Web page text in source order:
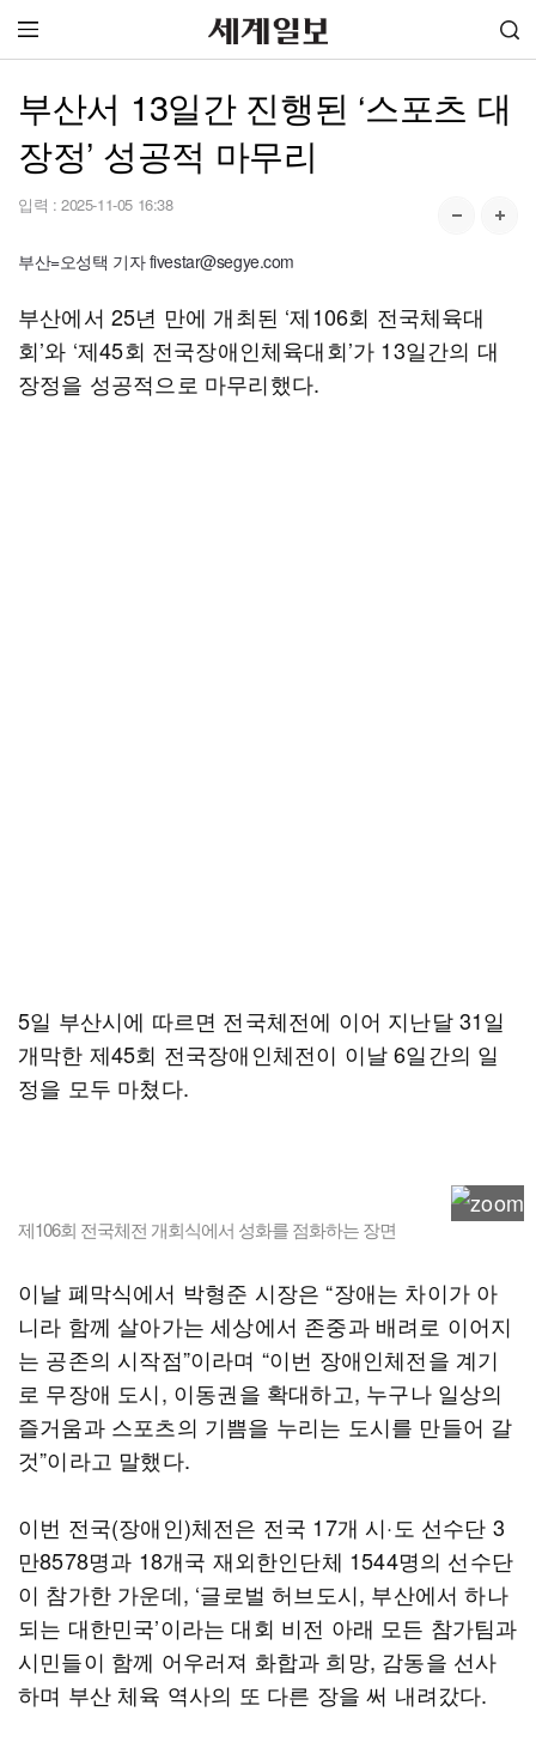
부산서 13일간 진행된 ‘스포츠 대
장정’ 성공적 마무리
입력 : 2025-11-05 16:38
부산=오성택 기자 fivestar@segye.com
부산에서 25년 만에 개최된 ‘제106회 전국체육대
회’와 ‘제45회 전국장애인체육대회’가 13일간의 대
장정을 성공적으로 마무리했다.
5일 부산시에 따르면 전국체전에 이어 지난달 31일
개막한 제45회 전국장애인체전이 이날 6일간의 일
정을 모두 마쳤다.
제106회 전국체전 개회식에서 성화를 점화하는 장면
이날 폐막식에서 박형준 시장은 “장애는 차이가 아
니라 함께 살아가는 세상에서 존중과 배려로 이어지
는 공존의 시작점”이라며 “이번 장애인체전을 계기
로 무장애 도시, 이동권을 확대하고, 누구나 일상의
즐거움과 스포츠의 기쁨을 누리는 도시를 만들어 갈
것”이라고 말했다.
이번 전국(장애인)체전은 전국 17개 시·도 선수단 3
만8578명과 18개국 재외한인단체 1544명의 선수단
이 참가한 가운데, ‘글로벌 허브도시, 부산에서 하나
되는 대한민국’이라는 대회 비전 아래 모든 참가팀과
시민들이 함께 어우러져 화합과 희망, 감동을 선사
하며 부산 체육 역사의 또 다른 장을 써 내려갔다.